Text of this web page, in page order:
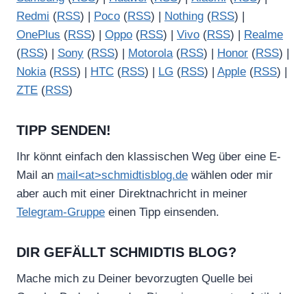
Redmi (RSS) | Poco (RSS) | Nothing (RSS) |
OnePlus (RSS) | Oppo (RSS) | Vivo (RSS) |
Realme
(RSS) | Sony (RSS) | Motorola(RSS) | Honor (RSS) |
Nokia(RSS) | HTC (RSS) | LG (RSS) | Apple (RSS) |
ZTE (RSS)
TIPP SENDEN!
Ihr könnt einfach den klassischen Weg über eine E-
Mail an mail<at>schmidtisblog.de wählen oder mir
aber auch mit einer Direktnachricht in meiner
Telegram-Gruppe einen Tipp einsenden.
DIR GEFÄLLT SCHMIDTIS BLOG?
Mache mich zu Deiner bevorzugten Quelle bei